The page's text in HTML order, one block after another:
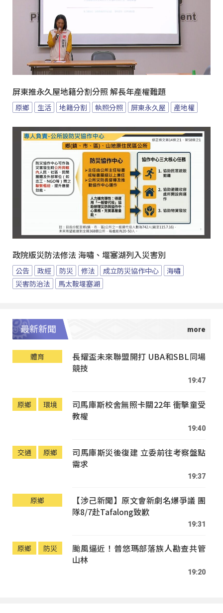
屏東推永久屋地籍分割分照 解長年產權難題
原鄉 生活 地籍分割 執照分照 屏東永久屋 產地權
政院版災防法修法 海嘯、堰塞湖列入災害別
公告 政經 防災 修法 成立防災協作中心
海嘯
災害防治法
馬太鞍堰塞湖
最新新聞
體育
長耀盃未來聯盟開打 UBA和SBL同場
競技
19:47
原鄉 環境
司馬庫斯校舍無照卡關22年 衝擊童受
教權
19:40
交通 原鄉
司馬庫斯災後復建 立委前往考察盤點
需求
19:37
原鄉
【涉己新聞】原文會新劇名爆爭議 團
隊8/7赴Tafalong致歉
19:31
原鄉 防災
颱風逼近！普悠瑪部落族人勘查共管
山林
19:20